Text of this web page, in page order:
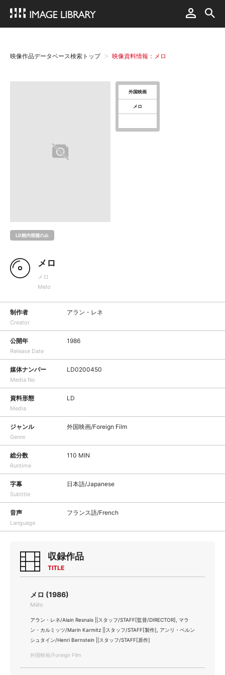
映像作品データベース検索トップ 映像資料情報：メロ
LD館内視聴のみ
外国映画
メロ
メロ
メロ
Melo
制作者
Creator
アラン・レネ
公開年
Release Date
1986
媒体ナンバー
Media No
LD0200450
資料形態
Media
LD
ジャンル
Genre
外国映画/Foreign Film
総分数
Runtime
110 MIN
字幕
Subtitle
日本語/Japanese
音声
Language
フランス語/French
収録作品
TITLE
メロ (1986)
Mélo
アラン・レネ/Alain Resnais ||スタッフ/STAFF[監督/DIRECTOR], マラ
ン・カルミッツ/Marin Karmitz ||スタッフ/STAFF[製作], アンリ・ベルン
シュタイン/Henri Bernstein ||スタッフ/STAFF[原作]
外国映画/Foreign Film